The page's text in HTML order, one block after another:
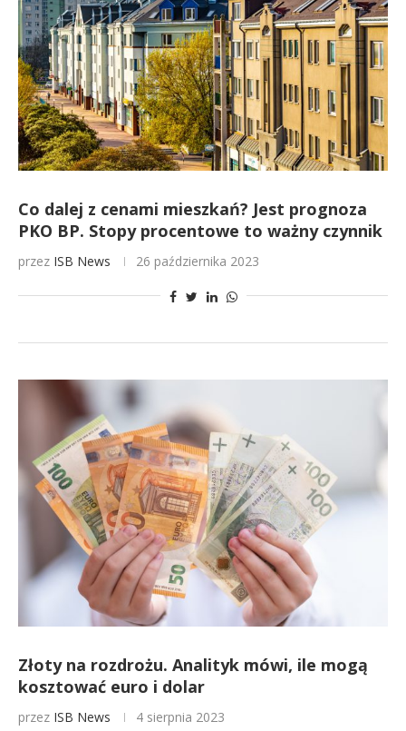
Co dalej z cenami mieszkań? Jest prognoza
PKO BP. Stopy procentowe to ważny czynnik
przez ISB News 26 października 2023
Złoty na rozdrożu. Analityk mówi, ile mogą
kosztować euro i dolar
przez ISB News 4 sierpnia 2023